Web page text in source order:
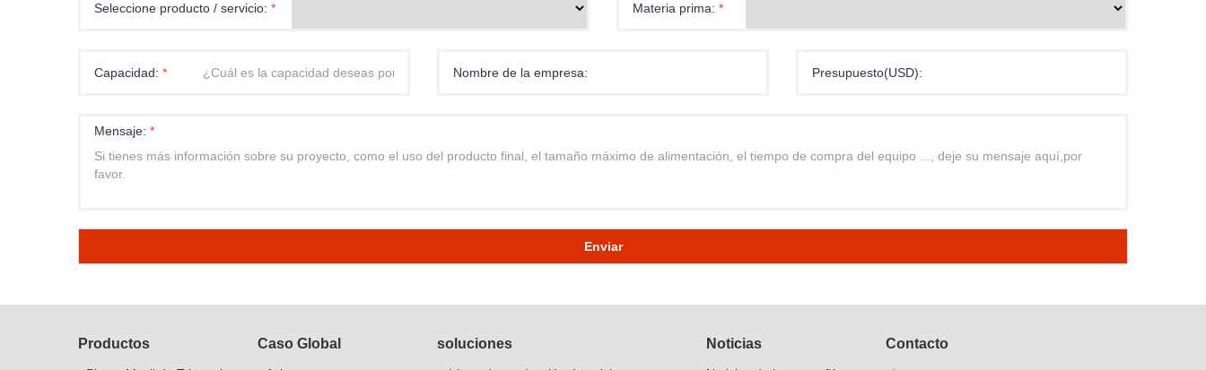
Seleccione producto / servicio: * Materia prima: *
Capacidad: * Nombre de la empresa: Presupuesto(USD):
Mensaje: *
Enviar
Productos Caso Global soluciones Noticias Contacto